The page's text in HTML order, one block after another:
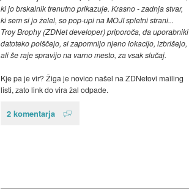
ki jo brskalnik trenutno prikazuje. Krasno - zadnja stvar,
ki sem si jo želel, so pop-upi na MOJI spletni strani...
Troy Brophy (ZDNet developer) priporoča, da uporabniki
datoteko poiščejo, si zapomnijo njeno lokacijo, izbrišejo,
ali še raje spravijo na varno mesto, za vsak slučaj.
Kje pa je vir? Žiga je novico našel na ZDNetovi mailing
listi, zato link do vira žal odpade.
2 komentarja